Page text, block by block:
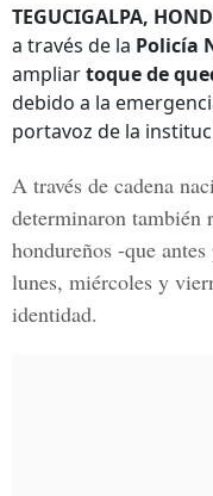
TEGUCIGALPA,
a través de la Policía
ampliartoque de
debido a la
portavoz de la
A través de cadena
determinaron también
hondureños -que
lunes, miércoles y
identidad.